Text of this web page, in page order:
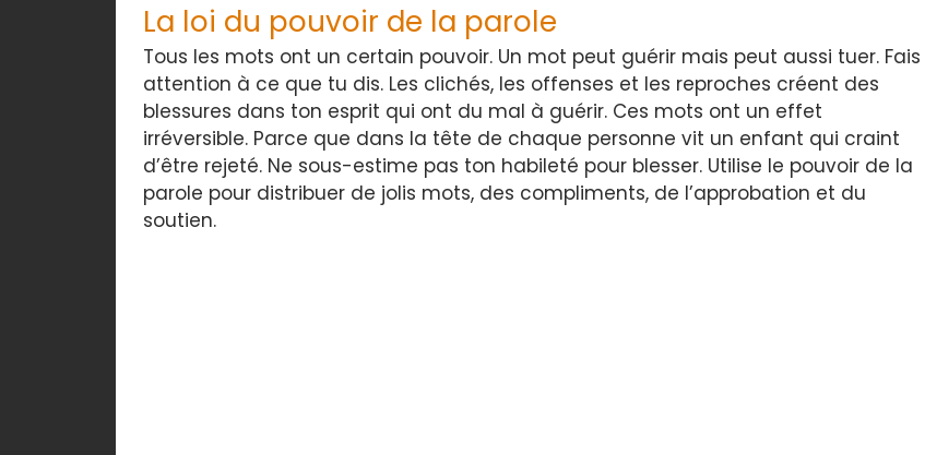
La loi du pouvoir de la parole
Tous les mots ont un certain pouvoir. Un mot peut guérir mais peut aussi tuer. Fais
attention à ce que tu dis. Les clichés, les offenses et les reproches créent des
blessures dans ton esprit qui ont du mal à guérir. Ces mots ont un effet
irréversible. Parce que dans la tête de chaque personne vit un enfant qui craint
d’être rejeté. Ne sous-estime pas ton habileté pour blesser. Utilise le pouvoir de la
parole pour distribuer de jolis mots, des compliments, de l’approbation et du
soutien.